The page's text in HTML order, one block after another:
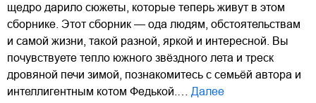
щедро дарило сюжеты, которые теперь живут в этом
сборнике. Этот сборник — ода людям, обстоятельствам
и самой жизни, такой разной, яркой и интересной. Вы
почувствуете тепло южного звёздного лета и треск
дровяной печи зимой, познакомитесь с семьёй автора и
интеллигентным котом Федькой.…
Далее